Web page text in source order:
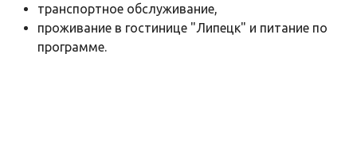
транспортное обслуживание,
проживание в гостинице "Липецк" и питание по
программе.